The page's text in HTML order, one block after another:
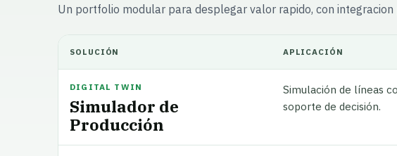
Un portfolio modular para desplegar valor rapido, con integracion
SOLUCIÓN APLICACIÓN
DIGITAL TWIN
Simulador de
Producción
Simulación de líneas
soporte de decisión.